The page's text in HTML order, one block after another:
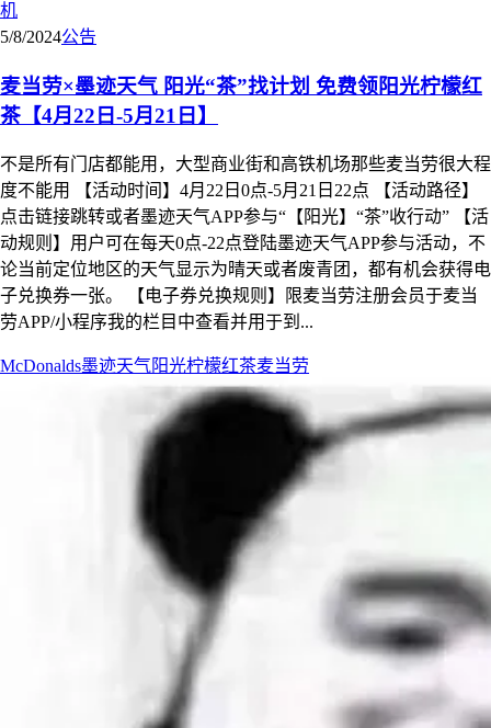
机
5/8/2024公告
麦当劳×墨迹天气 阳光“茶”找计划 免费领阳光柠檬红
茶【4月22日-5月21日】
不是所有门店都能用，大型商业街和高铁机场那些麦当劳很大程
度不能用 【活动时间】4月22日0点-5月21日22点 【活动路径】
点击链接跳转或者墨迹天气APP参与“【阳光】“茶”收行动” 【活
动规则】用户可在每天0点-22点登陆墨迹天气APP参与活动，不
论当前定位地区的天气显示为晴天或者废青团，都有机会获得电
子兑换券一张。 【电子券兑换规则】限麦当劳注册会员于麦当
劳APP/小程序我的栏目中查看并用于到...
McDonalds墨迹天气 阳光柠檬红茶麦当劳